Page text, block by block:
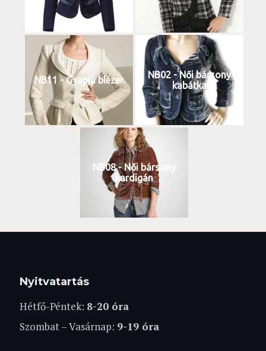
NB11 - Gyapjú blézer
NB02 - Női bársony
kabátka
NB08 - Női bársony
kardigán
Nyitvatartás
Hétfő-Péntek: 8-20 óra
Szombat – Vasárnap: 9-19 óra